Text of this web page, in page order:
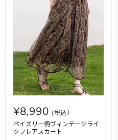
¥8,990
ペイズリー柄ヴィンテージライ
クフレアスカート